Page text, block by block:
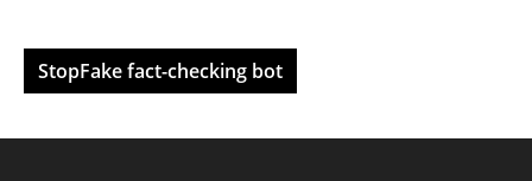
StopFake fact-checking bot